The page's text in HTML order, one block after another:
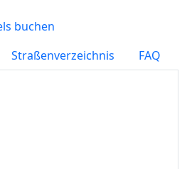
buchen
Straßenverzeichnis
FAQ